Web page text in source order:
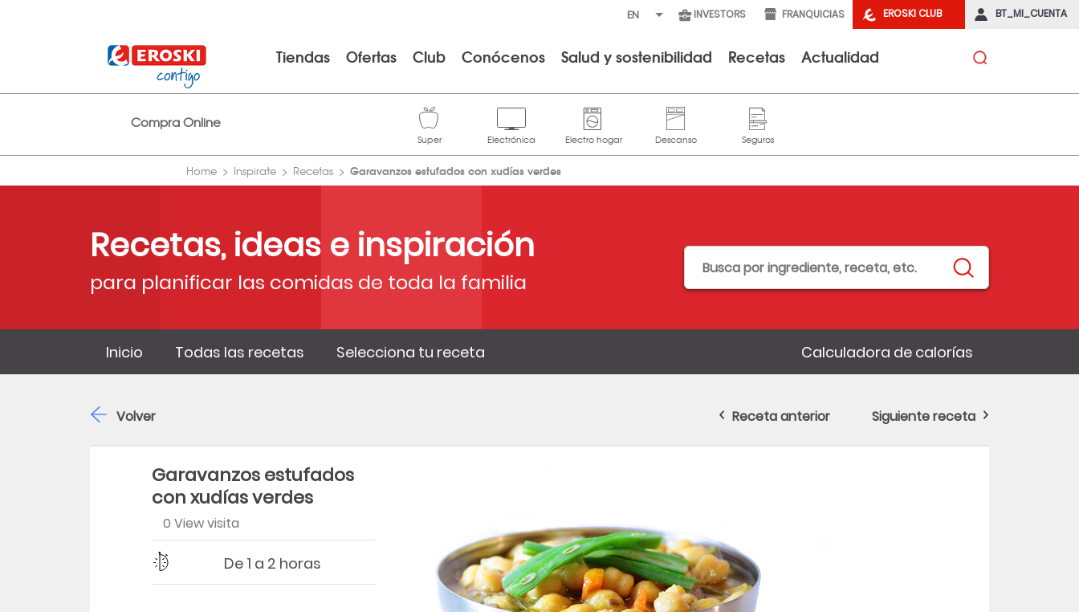
EROSKI CLUB BT_MI_CUENTA
INVESTORS FRANQUICIAS
Tiendas Ofertas Club Conócenos Salud y sostenibilidad Recetas Actualidad
Compra Online
Home Inspirate Recetas Garavanzos estufados con xudías verdes
Recetas, ideas e inspiración
para planificar las comidas de toda la familia
Inicio Todas las recetas Selecciona tu receta Calculadora de calorías
Garavanzos estufados
con xudías verdes
0 View visita
Dificultad
Tiempo De 1 a 2 horas
Volver Receta anterior Siguiente receta